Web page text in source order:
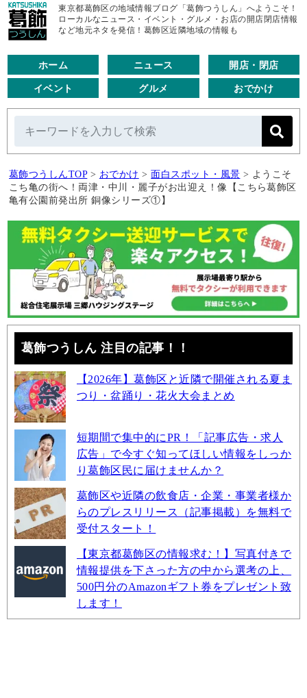
東京都葛飾区の地域情報ブログ「葛飾つうしん」へようこそ！
ローカルなニュース・イベント・グルメ・お店の開店閉店情報
など地元ネタを発信！葛飾区近隣地域の情報も
ホーム ニュース 開店・閉店
イベント グルメ おでかけ
葛飾つうしんTOP > おでかけ > 面白スポット・風景 > ようこそ
こち亀の街へ！両津・中川・麗子がお出迎え！像【こちら葛飾区
亀有公園前発出所 銅像シリーズ①】
葛飾つうしん 注目の記事！！
【2026年】葛飾区と近隣で開催される夏ま
つり・盆踊り・花火大会まとめ
短期間で集中的にPR！「記事広告・求人
広告」で今すぐ知ってほしい情報をしっか
り葛飾区民に届けませんか？
葛飾区や近隣の飲食店・企業・事業者様か
らのプレスリリース（記事掲載）を無料で
受付スタート！
【東京都葛飾区の情報求む！】写真付きで
情報提供を下さった方の中から選考の上、
500円分のAmazonギフト券をプレゼント致
します！